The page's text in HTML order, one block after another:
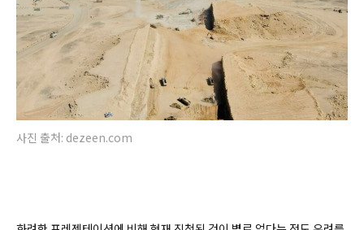
사진 출처: dezeen.com